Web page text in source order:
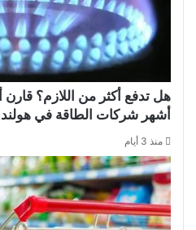
هل تدفع أكثر من اللازم؟ قارن
أشهر شركات الطاقة في
منذ 3 أيام